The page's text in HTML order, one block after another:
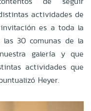
actividades de
es a toda la
30 comunas de la
galería y que
actividades que
Heyer.